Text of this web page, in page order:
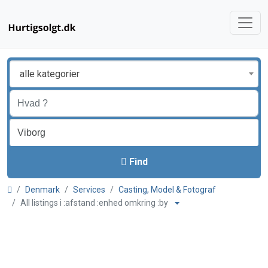
alle kategorier
Find
Denmark Services
Casting, Model & Fotograf
All listings i :afstand :enhed omkring :by